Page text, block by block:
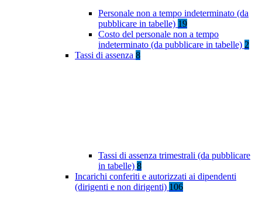
Personale non a tempo indeterminato (da
pubblicare in tabelle) 19
Costo del personale non a tempo
indeterminato (da pubblicare in tabelle) 2
Tassi di assenza 8
Tassi di assenza trimestrali (da pubblicare
in tabelle) 8
Incarichi conferiti e autorizzati ai dipendenti
(dirigenti e non dirigenti) 106